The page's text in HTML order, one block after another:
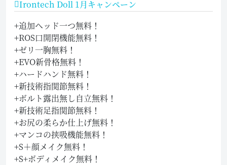
Irontech Doll 1月キャンペーン
+追加ヘッド一つ無料！
+ROS口開閉機能無料！
+ゼリ一胸無料！
+EVO新骨格無料！
+ハードハンド無料！
+新技術指関節無料！
+ボルト露出無し自立無料！
+新技術足指関節無料！
+お尻の柔らか仕上げ無料！
+マンコの挟吸機能無料！
+S＋顔メイク無料！
+S+ボディメイク無料！